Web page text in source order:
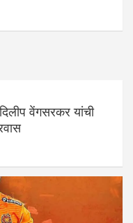
वेंगसरकर यांची